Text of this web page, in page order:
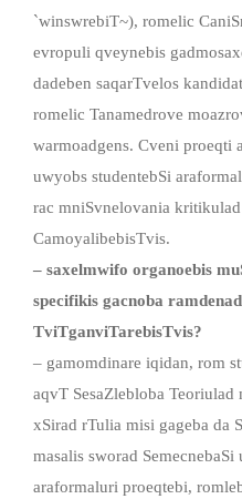
`winswrebiT~), romelic
evropuli qveynebis
dadeben saqarTvelos
romelic Tanamedrove
warmoadgens. Cveni proeqti
uwyobs studentebSi
rac mniSvnelovania
CamoyalibebisTvis.
– saxelmwifo organoebis
specifikis gacnoba ramdenad
TviTganviTarebisTvis?
– gamomdinare iqidan, rom
aqvT SesaZlebloba
xSirad rTulia misi gageba da
masalis sworad SemecnebaSi
araformaluri proeqtebi,